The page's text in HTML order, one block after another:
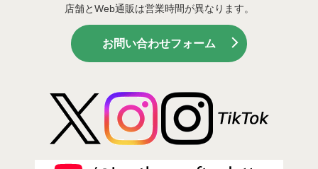
店舗とWeb通販は営業時間が異なります。
お問い合わせフォーム